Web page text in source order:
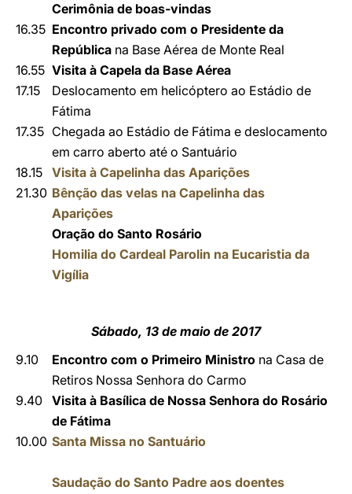
Cerimônia de boas-vindas
16.35 Encontro privado com o Presidente da
República na Base Aérea de Monte Real
16.55 Visita à Capela da Base Aérea
17.15
Deslocamento em helicóptero ao Estádio de
Fátima
17.35 Chegada ao Estádio de Fátima e deslocamento
em carro aberto até o Santuário
18.15 Visita à Capelinha das Aparições
21.30 Bênção das velas na Capelinha das
Aparições
Oração do Santo Rosário
Homilia do Cardeal Parolin na Eucaristia da
Vigília
Sábado, 13 de maio de 2017
9.10
Encontro com o Primeiro Ministro na Casa de
Retiros Nossa Senhora do Carmo
9.40 Visita à Basílica de Nossa Senhora do Rosário
de Fátima
10.00 Santa Missa no Santuário
Saudação do Santo Padre aos doentes